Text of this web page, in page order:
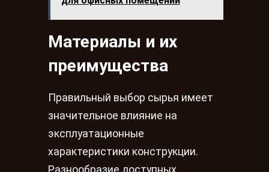
Материалы и их
преимущества
Правильный выбор сырья имеет
значительное влияние на
эксплуатационные
характеристики конструкции.
Разнообразие доступных